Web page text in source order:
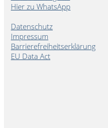
Hier zu WhatsApp
Datenschutz
Impressum
Barrierefreiheitserklärung
EU Data Act